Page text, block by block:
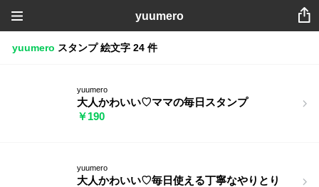
yuumero
yuumero スタンプ 絵文字 24 件
yuumero
大人かわいい♡ママの毎日スタンプ
￥190
yuumero
大人かわいい♡毎日使える丁寧なやりとり